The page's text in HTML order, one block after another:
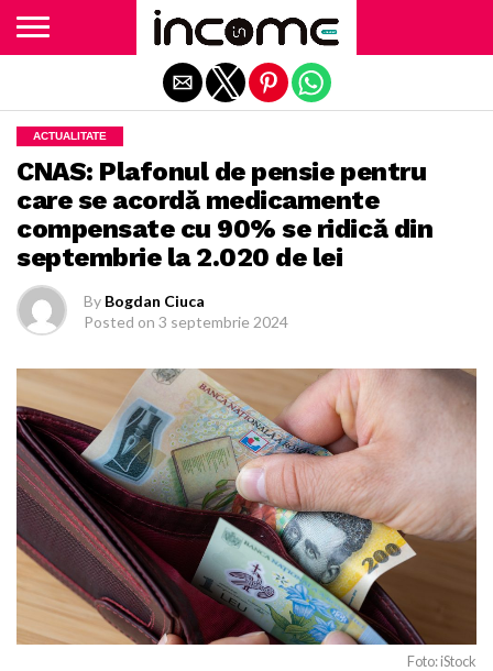
ACTUALITATE
CNAS: Plafonul de pensie pentru
care se acordă medicamente
compensate cu 90% se ridică din
septembrie la 2.020 de lei
By Bogdan Ciuca
Posted on 3 septembrie 2024
Foto: iStock
Exit mobile version